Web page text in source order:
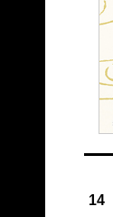
14